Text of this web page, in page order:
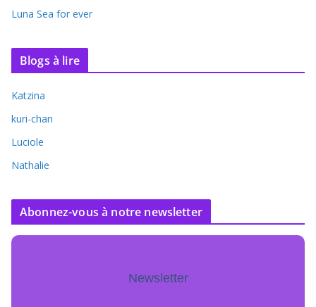
Luna Sea for ever
Blogs à lire
Katzina
kuri-chan
Luciole
Nathalie
Abonnez-vous à notre newsletter
Newsletter